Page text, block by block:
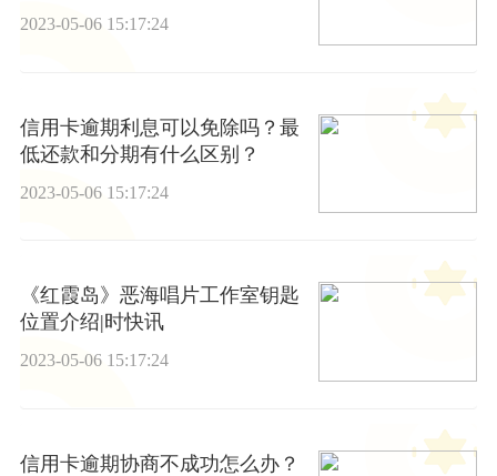
办
2023-05-06 15:17:24
信用卡逾期利息可以免除吗？最
低还款和分期有什么区别？
2023-05-06 15:17:24
《红霞岛》恶海唱片工作室钥匙
位置介绍|时快讯
2023-05-06 15:17:24
信用卡逾期协商不成功怎么办？